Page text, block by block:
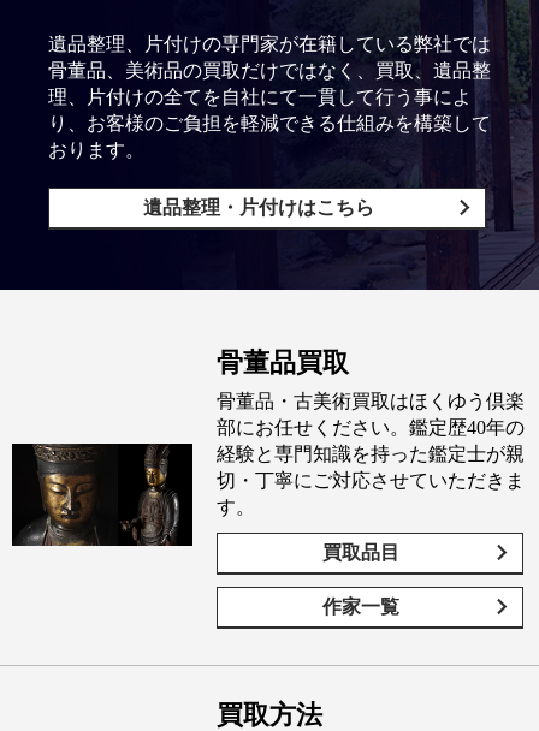
遺品整理、片付けの専門家が在籍している弊社では
骨董品、美術品の買取だけではなく、買取、遺品整
理、片付けの全てを自社にて一貫して行う事によ
り、お客様のご負担を軽減できる仕組みを構築して
おります。
遺品整理・片付けはこちら
骨董品買取
骨董品・古美術買取はほくゆう倶楽
部にお任せください。鑑定歴40年の
経験と専門知識を持った鑑定士が親
切・丁寧にご対応させていただきま
す。
買取品目
作家一覧
買取方法